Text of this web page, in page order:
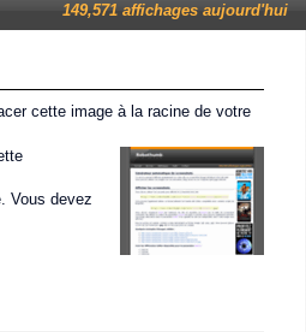
149,571 affichages aujourd'hui
cette image à la racine de votre
Vous devez